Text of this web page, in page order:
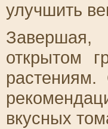
улучшить
Завершая,
открытом
вкусных